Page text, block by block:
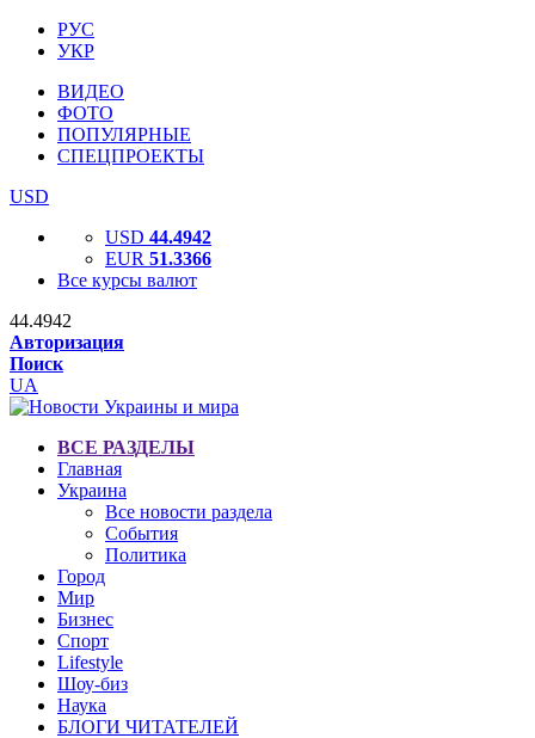
РУС
УКР
ВИДЕО
ФОТО
ПОПУЛЯРНЫЕ
СПЕЦПРОЕКТЫ
USD
USD 44.4942
EUR 51.3366
Все курсы валют
44.4942
Авторизация
Поиск
UA
ВСЕ РАЗДЕЛЫ
Главная
Украина
Все новости раздела
События
Политика
Город
Мир
Бизнес
Спорт
Lifestyle
Шоу-биз
Наука
БЛОГИ ЧИТАТЕЛЕЙ